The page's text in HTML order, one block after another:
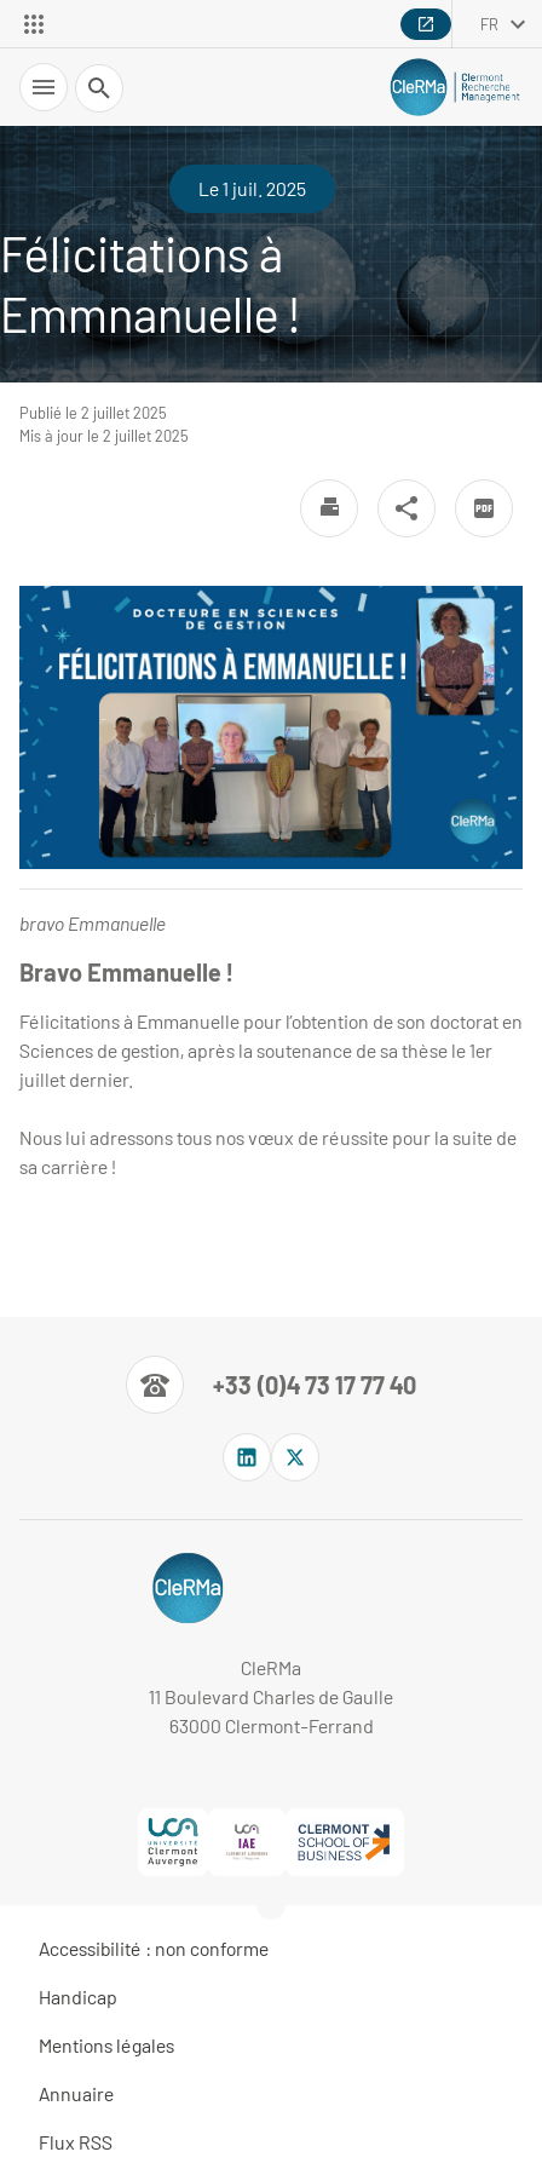
FR
Recherche
Le 1 juil. 2025
Félicitations à
Emmnanuelle !
Publié le 2 juillet 2025
Mis à jour le 2 juillet 2025
bravo Emmanuelle
Bravo Emmanuelle !
Félicitations à Emmanuelle pour l’obtention de son doctorat en
Sciences de gestion, après la soutenance de sa thèse le 1er
juillet dernier.
Nous lui adressons tous nos vœux de réussite pour la suite de
sa carrière !
+33 (0)4 73 17 77 40
CleRMa
11 Boulevard Charles de Gaulle
63000 Clermont-Ferrand
Accessibilité : non conforme
Handicap
Mentions légales
Annuaire
Flux RSS